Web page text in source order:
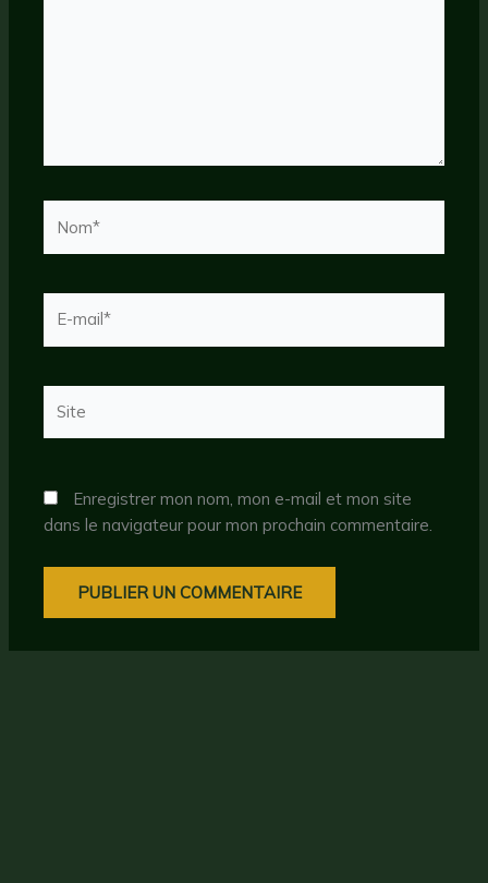
mail*
Enregistrer mon nom, mon e-mail et mon site
dans le navigateur pour mon prochain commentaire.